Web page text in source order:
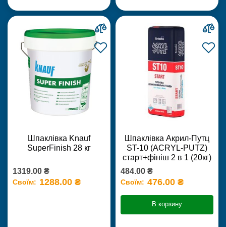
Шпаклівка Knauf
SuperFinish 28 кг
1319.00 ₴
Своїм: 1288.00 ₴
Шпаклівка Акрил-Путц
ST-10 (ACRYL-PUTZ)
старт+фініш 2 в 1 (20кг)
484.00 ₴
Своїм: 476.00 ₴
В корзину